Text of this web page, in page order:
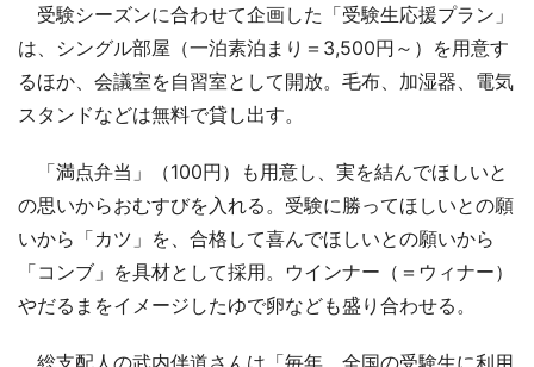
受験シーズンに合わせて企画した「受験生応援プラン」
は、シングル部屋（一泊素泊まり＝3,500円～）を用意す
るほか、会議室を自習室として開放。毛布、加湿器、電気
スタンドなどは無料で貸し出す。
「満点弁当」（100円）も用意し、実を結んでほしいと
の思いからおむすびを入れる。受験に勝ってほしいとの願
いから「カツ」を、合格して喜んでほしいとの願いから
「コンブ」を具材として採用。ウインナー（＝ウィナー）
やだるまをイメージしたゆで卵なども盛り合わせる。
総支配人の武内伴道さんは「毎年、全国の受験生に利用